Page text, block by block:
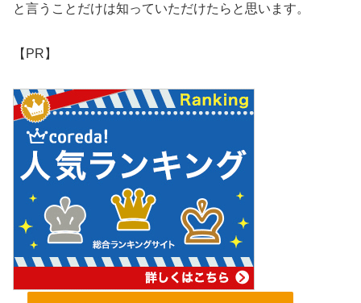
と言うことだけは知っていただけたらと思います。
【PR】